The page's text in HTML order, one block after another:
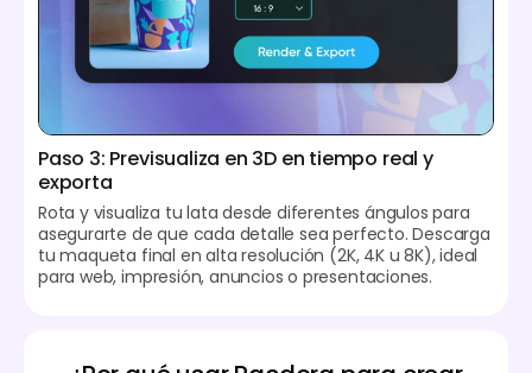
Paso 3: Previsualiza en 3D en tiempo real y
exporta
Rota y visualiza tu lata desde diferentes ángulos para
asegurarte de que cada detalle sea perfecto. Descarga
tu maqueta final en alta resolución (2K, 4K u 8K), ideal
para web, impresión, anuncios o presentaciones.